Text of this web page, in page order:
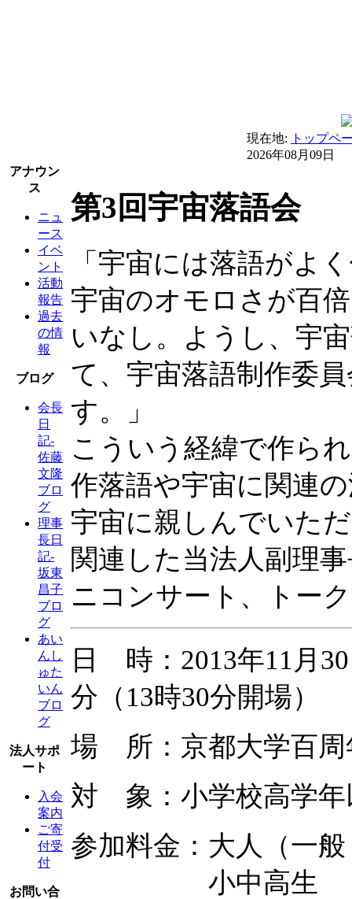
現在地:
トップペ
2026年08月09日
アナウン
ス
ニュ
ース
イベ
ント
活動
報告
過去
の情
報
ブログ
会長
日
記-
佐藤
文隆
ブロ
グ
理事
長日
記-
坂東
昌子
ブロ
グ
あい
んし
ゅた
いん
ブロ
グ
法人サポ
ート
入会
案内
ご寄
付受
付
お問い合
第3回宇宙落語会
「宇宙には落語がよ
宇宙のオモロさが百
いなし。ようし、宇
て、宇宙落語制作委
す。」
こういう経緯で作ら
作落語や宇宙に関連
宇宙に親しんでいた
関連した当法人副理
ニコンサート、トー
日 時：2013年11月
分（13時30分開場）
場 所：京都大学百周
対 象：小学校高学年
参加料金：大人（一
小中高